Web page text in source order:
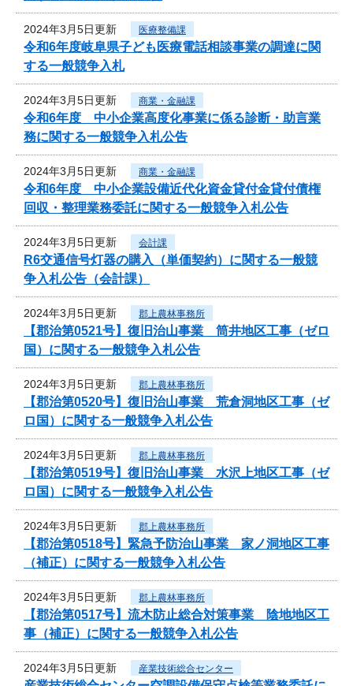
2024年3月5日更新 医療整備課
令和6年度岐阜県子ども医療電話相談事業の調達に関
する一般競争入札
2024年3月5日更新 商業・金融課
令和6年度 中小企業高度化事業に係る診断・助言業
務に関する一般競争入札公告
2024年3月5日更新 商業・金融課
令和6年度 中小企業設備近代化資金貸付金貸付債権
回収・整理業務委託に関する一般競争入札公告
2024年3月5日更新 会計課
R6交通信号灯器の購入（単価契約）に関する一般競
争入札公告（会計課）
2024年3月5日更新 郡上農林事務所
【郡治第0521号】復旧治山事業 筒井地区工事（ゼロ
国）に関する一般競争入札公告
2024年3月5日更新 郡上農林事務所
【郡治第0520号】復旧治山事業 荒倉洞地区工事（ゼ
ロ国）に関する一般競争入札公告
2024年3月5日更新 郡上農林事務所
【郡治第0519号】復旧治山事業 水沢上地区工事（ゼ
ロ国）に関する一般競争入札公告
2024年3月5日更新 郡上農林事務所
【郡治第0518号】緊急予防治山事業 家ノ洞地区工事
（補正）に関する一般競争入札公告
2024年3月5日更新 郡上農林事務所
【郡治第0517号】流木防止総合対策事業 陰地地区工
事（補正）に関する一般競争入札公告
2024年3月5日更新 産業技術総合センター